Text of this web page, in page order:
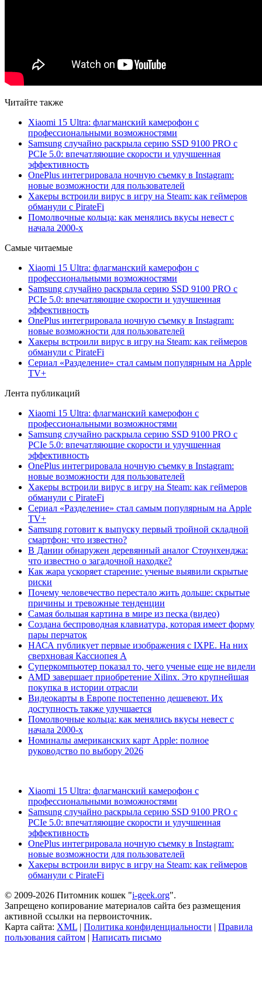
Читайте также
Xiaomi 15 Ultra: флагманский камерофон с
профессиональными возможностями
Samsung случайно раскрыла серию SSD 9100 PRO с
PCIe 5.0: впечатляющие скорости и улучшенная
эффективность
OnePlus интегрировала ночную съемку в Instagram:
новые возможности для пользователей
Хакеры встроили вирус в игру на Steam: как геймеров
обманули с PirateFi
Помолвочные кольца: как менялись вкусы невест с
начала 2000-х
Самые читаемые
Xiaomi 15 Ultra: флагманский камерофон с
профессиональными возможностями
Samsung случайно раскрыла серию SSD 9100 PRO с
PCIe 5.0: впечатляющие скорости и улучшенная
эффективность
OnePlus интегрировала ночную съемку в Instagram:
новые возможности для пользователей
Хакеры встроили вирус в игру на Steam: как геймеров
обманули с PirateFi
Сериал «Разделение» стал самым популярным на Apple
TV+
Лента публикаций
Xiaomi 15 Ultra: флагманский камерофон с
профессиональными возможностями
Samsung случайно раскрыла серию SSD 9100 PRO с
PCIe 5.0: впечатляющие скорости и улучшенная
эффективность
OnePlus интегрировала ночную съемку в Instagram:
новые возможности для пользователей
Хакеры встроили вирус в игру на Steam: как геймеров
обманули с PirateFi
Сериал «Разделение» стал самым популярным на Apple
TV+
Samsung готовит к выпуску первый тройной складной
смартфон: что известно?
В Дании обнаружен деревянный аналог Стоунхенджа:
что известно о загадочной находке?
Как жара ускоряет старение: ученые выявили скрытые
риски
Почему человечество перестало жить дольше: скрытые
причины и тревожные тенденции
Самая большая картина в мире из песка (видео)
Создана беспроводная клавиатура, которая имеет форму
пары перчаток
НАСА публикует первые изображения с IXPE. На них
сверхновая Кассиопея А
Суперкомпьютер показал то, чего ученые еще не видели
AMD завершает приобретение Xilinx. Это крупнейшая
покупка в истории отрасли
Видеокарты в Европе постепенно дешевеют. Их
доступность также улучшается
Помолвочные кольца: как менялись вкусы невест с
начала 2000-х
Номиналы американских карт Apple: полное
руководство по выбору 2026
Xiaomi 15 Ultra: флагманский камерофон с
профессиональными возможностями
Samsung случайно раскрыла серию SSD 9100 PRO с
PCIe 5.0: впечатляющие скорости и улучшенная
эффективность
OnePlus интегрировала ночную съемку в Instagram:
новые возможности для пользователей
Хакеры встроили вирус в игру на Steam: как геймеров
обманули с PirateFi
© 2009-2026 Питомник кошек "i-geek.org".
Запрещено копирование материалов сайта без размещения
активной ссылки на первоисточник.
Карта сайта: XML | Политика конфиденциальности | Правила
пользования сайтом | Написать письмо